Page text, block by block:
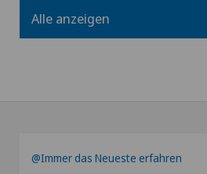
Alle anzeigen
@Immer das Neueste erfahren